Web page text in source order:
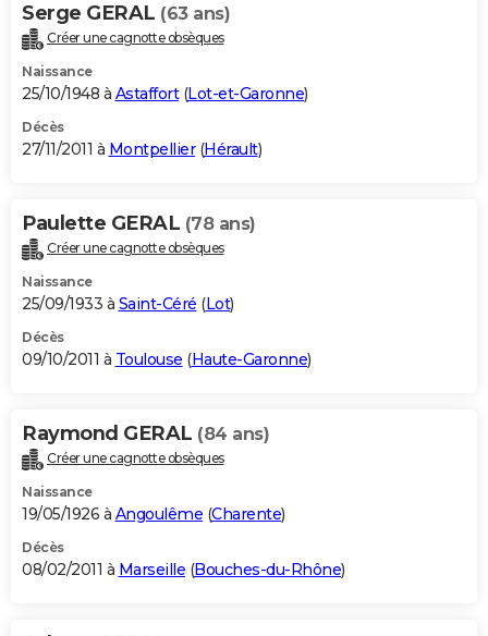
Serge GERAL (63 ans)
Créer une cagnotte obsèques
Naissance
25/10/1948 à Astaffort(Lot-et-Garonne)
Décès
27/11/2011 à Montpellier(Hérault)
Paulette GERAL (78 ans)
Créer une cagnotte obsèques
Naissance
25/09/1933 à Saint-Céré (Lot)
Décès
09/10/2011 à Toulouse (Haute-Garonne)
Raymond GERAL (84 ans)
Créer une cagnotte obsèques
Naissance
19/05/1926 à Angoulême (Charente)
Décès
08/02/2011 à Marseille (Bouches-du-Rhône)